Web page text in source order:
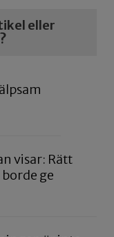
eller
visar: Rätt
ge